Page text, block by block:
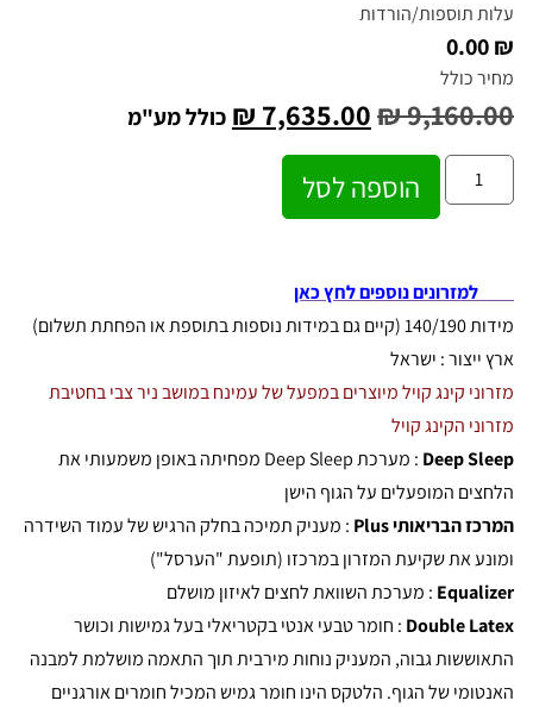
עלות תוספות/הורדות
₪ 0.00
מחיר כולל
₪9,160.00
₪ 7,635.00 כולל מע"מ
הוספה לסל
למזרונים נוספים לחץ כאן
מידות 140/190 (קיים גם במידות נוספות בתוספת או הפחתת תשלום)
ארץ ייצור : ישראל
מזרוני קינג קויל מיוצרים במפעל של עמינח במושב ניר צבי בחטיבת
מזרוני הקינג קויל
Deep Sleep
: מערכת Deep Sleep מפחיתה באופן משמעותי את
הלחצים המופעלים על הגוף הישן
המרכז הבריאותי Plus
: מעניק תמיכה בחלק הרגיש של עמוד השידרה
ומונע את שקיעת המזרון במרכזו (תופעת "הערסל")
Equalizer : מערכת השוואת לחצים לאיזון מושלם
Double Latex : חומר טבעי אנטי בקטריאלי בעל גמישות וכושר
התאוששות גבוה, המעניק נוחות מירבית תוך התאמה מושלמת למבנה
האנטומי של הגוף. הלטקס הינו חומר גמיש המכיל חומרים אורגניים